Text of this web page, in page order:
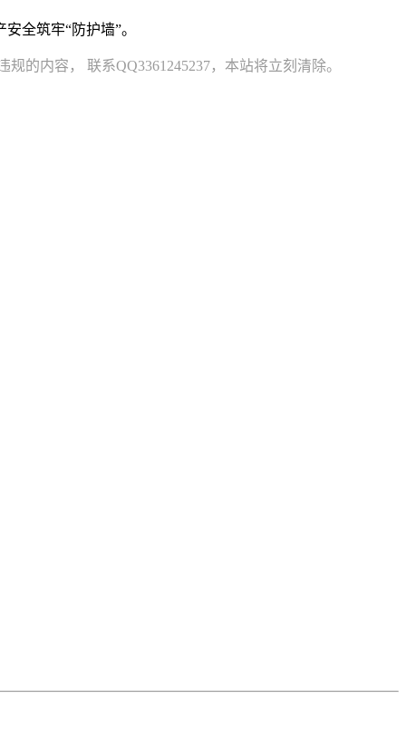
全筑牢“防护墙”。
的内容， 联系QQ3361245237，本站将立刻清除。